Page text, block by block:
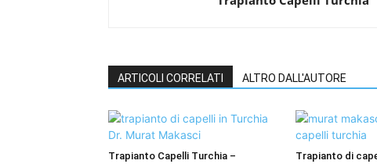
ARTICOLI CORRELATI ALTRO DALL'AUTORE
Trapianto Capelli Turchia – Trapianto di